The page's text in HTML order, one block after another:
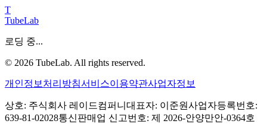
T
TubeLab
로딩 중...
© 2026 TubeLab. All rights reserved.
개인정보처리방침서비스이용약관사업자정보
상호: 주식회사 레이드컴퍼니 대표자: 이준원사업자등록번호:
639-81-02028통신판매업 신고번호: 제 2026-안양만안-0364호